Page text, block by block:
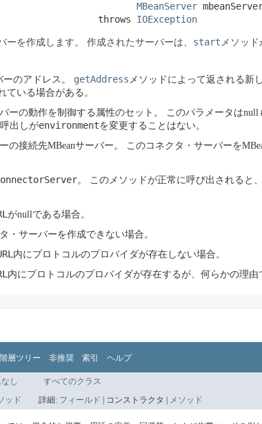
MBeanServer
throws
IOException
ーを作成します。 作成されたサーバーは、 start メソッド
のアドレス。 getAddress メソッドによって返される新
ている場合がある。
ーの動作を制御する属性のセット。 このパラメータはnull
出しがenvironmentを変更することはない。
の接続先MBeanサーバー。 このコネクタ・サーバーを
。 このメソッドが正常に呼び出されると
がnullである場合。
・サーバーを作成できない場合。
内にプロトコルのプロバイダが存在しない場合。
内にプロトコルのプロバイダが存在するが、何らかの理由
階層ツリー 非推奨 索引 ヘルプ
し
すべてのクラス
ッド 詳細: フィールド | コンストラクタ | メソッド